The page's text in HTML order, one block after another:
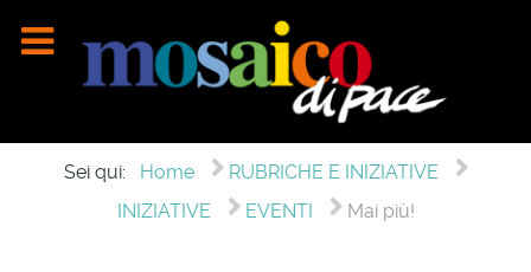
Sei qui: Home
RUBRICHE E INIZIATIVE
INIZIATIVE
EVENTI Mai più!